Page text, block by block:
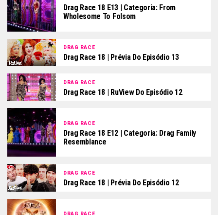
Drag Race 18 E13 | Categoria: From
Wholesome To Folsom
DRAG RACE
Drag Race 18 | Prévia Do Episódio 13
DRAG RACE
Drag Race 18 | RuView Do Episódio 12
DRAG RACE
Drag Race 18 E12 | Categoria: Drag Family
Resemblance
DRAG RACE
Drag Race 18 | Prévia Do Episódio 12
DRAG RACE